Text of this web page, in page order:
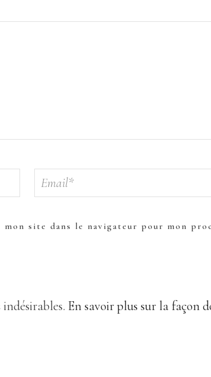
site dans le navigateur pour mon
En savoir plus sur la façon